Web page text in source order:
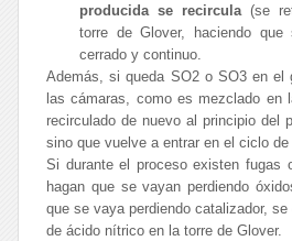
producida se recircula (se
torre de Glover, haciendo
cerrado y continuo.
Además, si queda SO2 o SO3 en el
las cámaras, como es mezclado en
recirculado de nuevo al principio del
sino que vuelve a entrar en el ciclo de
Si durante el proceso existen fugas
hagan que se vayan perdiendo
que se vaya perdiendo catalizador,
de ácido nítrico en la torre de Glover.